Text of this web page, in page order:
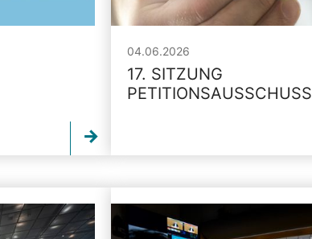
04.06.2026
17. SITZUNG
PETITIONSAUSSCHUSS